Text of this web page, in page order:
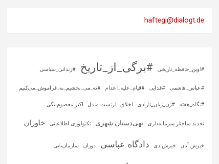
haftegi@dialogt.de
#اوین_حافظه_تاریخی #برگی_از_تاریخ #زندانی_سیاسی
#عباس_هاشمی #فدایی #قیام_علیه_اعدام #نه_می_بخشیم_نه_فراموش_می‌کنیم
#نگاه_هفته #ژن_ژیان_ئازادی اخلاق ارنست مندل اکبر معصوم‌بیگی
تجدید ساختار سرمایه‌داری تهی‌دستان شهری تکنولوژی اطلاعاتی خاوران
خیزش آبان خیزش دی دادگاه عباسی دوران سازمان‌یابی